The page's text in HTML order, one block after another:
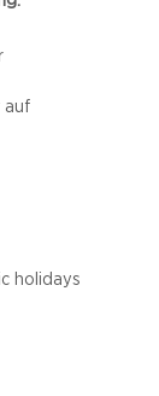
auf
holidays